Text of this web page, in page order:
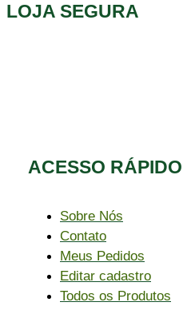
LOJA SEGURA
ACESSO RÁPIDO​
Sobre Nós
Contato
Meus Pedidos
Editar cadastro
Todos os Produtos